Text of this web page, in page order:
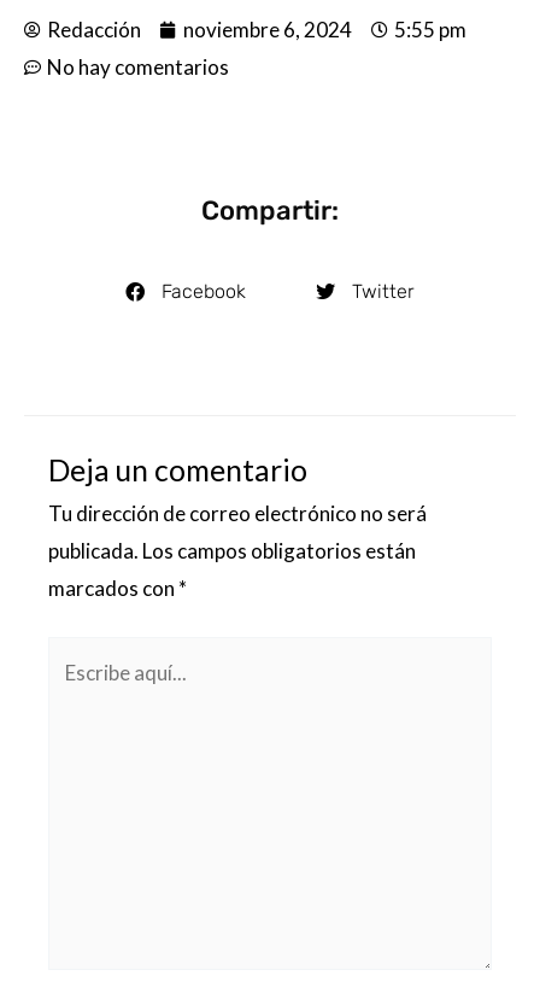
Redacción noviembre 6, 2024
5:55 pm
No hay comentarios
Compartir:
Facebook Twitter
Deja un comentario
Tu dirección de correo electrónico no será
publicada. Los campos obligatorios están
marcados con *